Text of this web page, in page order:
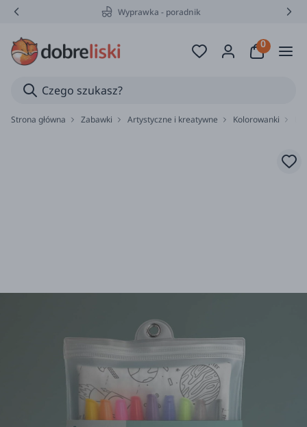
Wyprawka - poradnik
Strona główna Zabawki Artystyczne i kreatywne Kolorowanki